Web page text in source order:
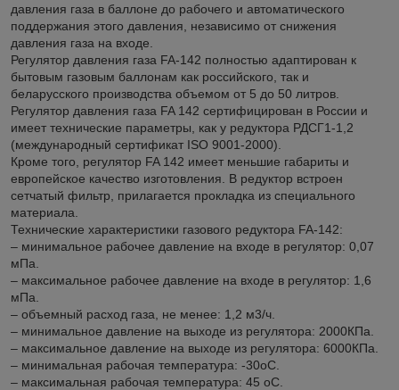
давления газа в баллоне до рабочего и автоматического
поддержания этого давления, независимо от снижения
давления газа на входе.
Регулятор давления газа FA-142 полностью адаптирован к
бытовым газовым баллонам как российского, так и
беларусского производства объемом от 5 до 50 литров.
Регулятор давления газа FA 142 сертифицирован в России и
имеет технические параметры, как у редуктора РДСГ1-1,2
(международный сертификат ISO 9001-2000).
Кроме того, регулятор FA 142 имеет меньшие габариты и
европейское качество изготовления. В редуктор встроен
сетчатый фильтр, прилагается прокладка из специального
материала.
Технические характеристики газового редуктора FA-142:
– минимальное рабочее давление на входе в регулятор: 0,07
мПа.
– максимальное рабочее давление на входе в регулятор: 1,6
мПа.
– объемный расход газа, не менее: 1,2 м3/ч.
– минимальное давление на выходе из регулятора: 2000КПа.
– максимальное давление на выходе из регулятора: 6000КПа.
– минимальная рабочая температура: -30oC.
– максимальная рабочая температура: 45 oC.